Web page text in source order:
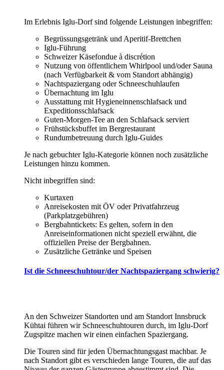
Im Erlebnis Iglu-Dorf sind folgende Leistungen inbegriffen:
Begrüssungsgetränk und Aperitif-Brettchen
Iglu-Führung
Schweizer Käsefondue à discrétion
Nutzung von öffentlichem Whirlpool und/oder Sauna
(nach Verfügbarkeit & vom Standort abhängig)
Nachtspaziergang oder Schneeschuhlaufen
Übernachtung im Iglu
Ausstattung mit Hygieneinnenschlafsack und
Expeditionsschlafsack
Guten-Morgen-Tee an den Schlafsack serviert
Frühstücksbuffet im Bergrestaurant
Rundumbetreuung durch Iglu-Guides
Je nach gebuchter Iglu-Kategorie können noch zusätzliche
Leistungen hinzu kommen.
Nicht inbegriffen sind:
Kurtaxen
Anreisekosten mit ÖV oder Privatfahrzeug
(Parkplatzgebühren)
Bergbahntickets: Es gelten, sofern in den
Anreiseinformationen nicht speziell erwähnt, die
offiziellen Preise der Bergbahnen.
Zusätzliche Getränke und Speisen
Ist die Schneeschuhtour/der Nachtspaziergang schwierig?
An den Schweizer Standorten und am Standort Innsbruck
Kühtai führen wir Schneeschuhtouren durch, im Iglu-Dorf
Zugspitze machen wir einen einfachen Spaziergang.
Die Touren sind für jeden Übernachtungsgast machbar. Je
nach Standort gibt es verschieden lange Touren, die auf das